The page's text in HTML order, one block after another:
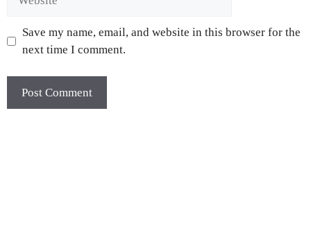
Save my name, email, and website in this browser for the
next time I comment.